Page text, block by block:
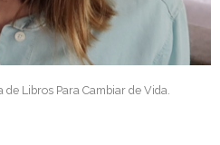
de Libros Para Cambiar de Vida.